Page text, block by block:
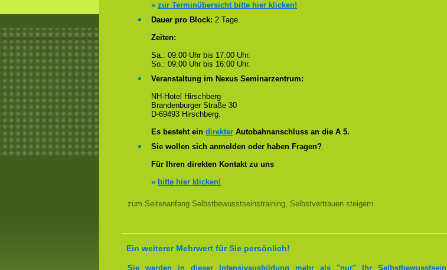
» zur Terminübersicht bitte hier klicken!
Dauer pro Block: 2 Tage.
Zeiten:
Sa.: 09:00 Uhr bis 17:00 Uhr.
So.: 09:00 Uhr bis 16:00 Uhr.
Veranstaltung im Nexus Seminarzentrum:
NH-Hotel Hirschberg
Brandenburger Straße 30
D-69493 Hirschberg.
Es besteht ein direkter Autobahnanschluss an die A 5.
Sie wollen sich anmelden oder haben Fragen?
Für Ihren direkten Kontakt zu uns
» bitte hier klicken!
zum Seitenanfang Selbstbewusstseinstraining, Selbstvertrauen steigern
Ein weiterer Mehrwert für Sie persönlich!
Sie werden in dieser Intensivausbildung mehr als "nur" Ihr Selbstbewusstsein